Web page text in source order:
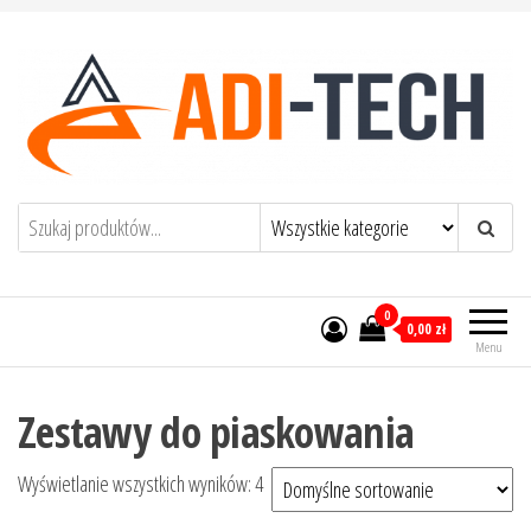
ADI-TECH Adrian Bik
Menu
0
0,00 zł
Zestawy do piaskowania
Wyświetlanie wszystkich wyników: 4